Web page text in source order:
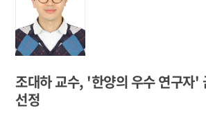
조대하 교수, '한양의 우수 연구자'
선정